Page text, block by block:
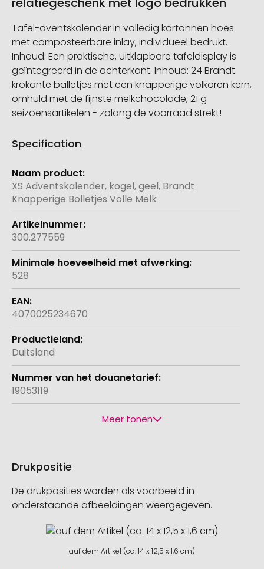
Tafel-aventskalender in volledig kartonnen hoes
met composteerbare inlay, individueel bedrukt.
Inhoud: Een praktische, uitklapbare tafeldisplay is
geïntegreerd in de achterkant. Inhoud: 24 Brandt
krokante balletjes met een knapperige volkoren kern,
omhuld met de fijnste melkchocolade, 21 g
seizoensartikelen - zolang de voorraad strekt!
Specification
Meer
informatie
XS Adventskalender, kogel, geel, Brandt
Knapperige Bolletjes Volle Melk
300.277559
528
4070025234670
Duitsland
19053119
Meer tonen
Drukpositie
De drukposities worden als voorbeeld in
onderstaande afbeeldingen weergegeven.
auf dem Artikel (ca. 14 x 12,5 x 1,6 cm)